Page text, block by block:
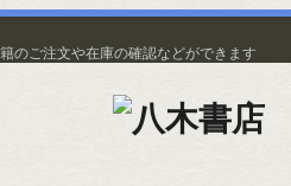
のご注文や在庫の確認などができます